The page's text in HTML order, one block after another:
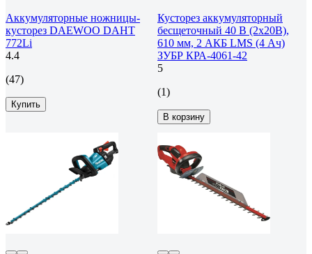
Аккумуляторные ножницы-
кусторез DAEWOO DAHT
772Li
4.4
(47)
Купить
Кусторез аккумуляторный
бесщеточный 40 В (2x20В),
610 мм, 2 АКБ LMS (4 Ач)
ЗУБР КРА-4061-42
5
(1)
В корзину